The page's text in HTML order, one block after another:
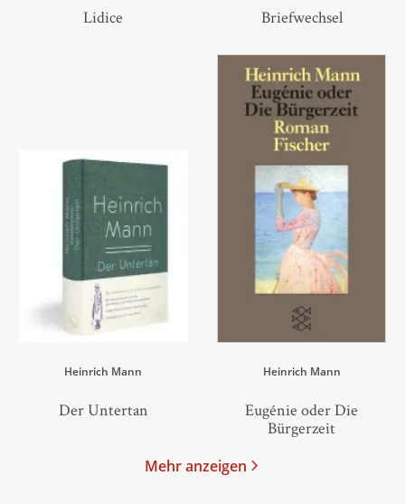
Lidice Briefwechsel
Heinrich Mann
Der Untertan
Heinrich Mann
Eugénie oder Die
Bürgerzeit
Mehr anzeigen